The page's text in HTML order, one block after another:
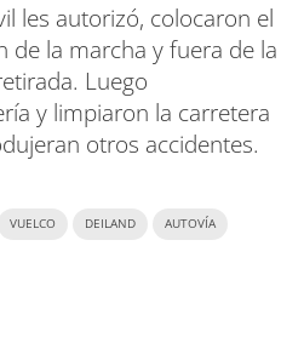
les autorizó, colocaron el
de la marcha y fuera de la
Luego
y limpiaron la carretera
otros accidentes.
VUELCO DEILAND AUTOVÍA